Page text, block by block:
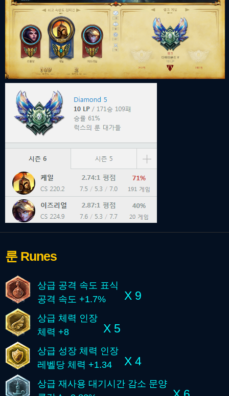
룬 Runes
상급 공격 속도 표식
공격 속도 +1.7%
X 9
상급 체력 인장
체력 +8
X 5
상급 성장 체력 인장
레벨당 체력 +1.34
X 4
상급 재사용 대기시간 감소 문양